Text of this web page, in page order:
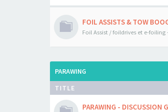
FOIL ASSISTS & TOW
Foil Assist / foildrives et e-
PARAWING
TITLE
PARAWING - DISCUSSION